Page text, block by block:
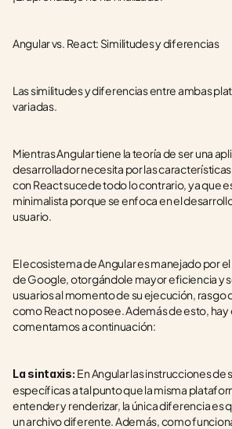
Angular vs. React: Similitudes y diferencias
Las similitudes y diferencias entre ambas
variadas.
Mientras Angular tiene la teoría de ser una
desarrollador necesita por las
con React sucede todo lo contrario, ya que
minimalista porque se enfoca en el
usuario.
El ecosistema de Angular es manejado por
de Google, otorgándole mayor eficiencia y
usuarios al momento de su ejecución, rasgo
como React no posee. Además de esto,
comentamos a continuación:
La sintaxis: En Angular las instrucciones de
específicas a tal punto que la misma
entender y renderizar, la única diferencia es
un archivo diferente. Además, como